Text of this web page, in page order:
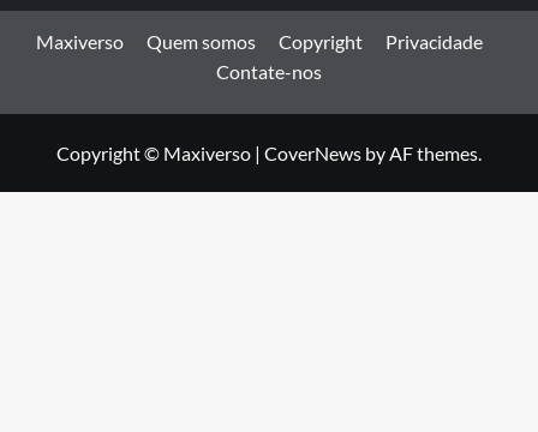
Maxiverso Quem somos Copyright
Privacidade
Contate-nos
Copyright © Maxiverso | CoverNews by AF themes.